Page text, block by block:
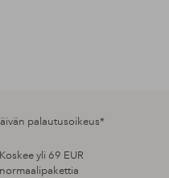
palautusoikeus*
Koskee yli 69 EUR
normaalipakettia